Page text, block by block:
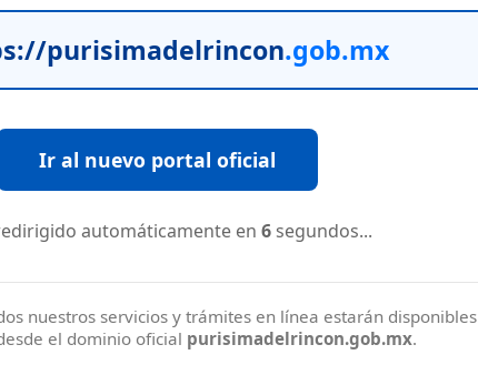
purisimadelrincon.gob.mx
Ir al nuevo portal oficial
automáticamente en 5segundos...
nuestros servicios y trámites en línea estarán disponibles
el dominio oficial purisimadelrincon.gob.mx.